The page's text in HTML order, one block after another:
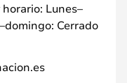
Lunes–
Cerrado